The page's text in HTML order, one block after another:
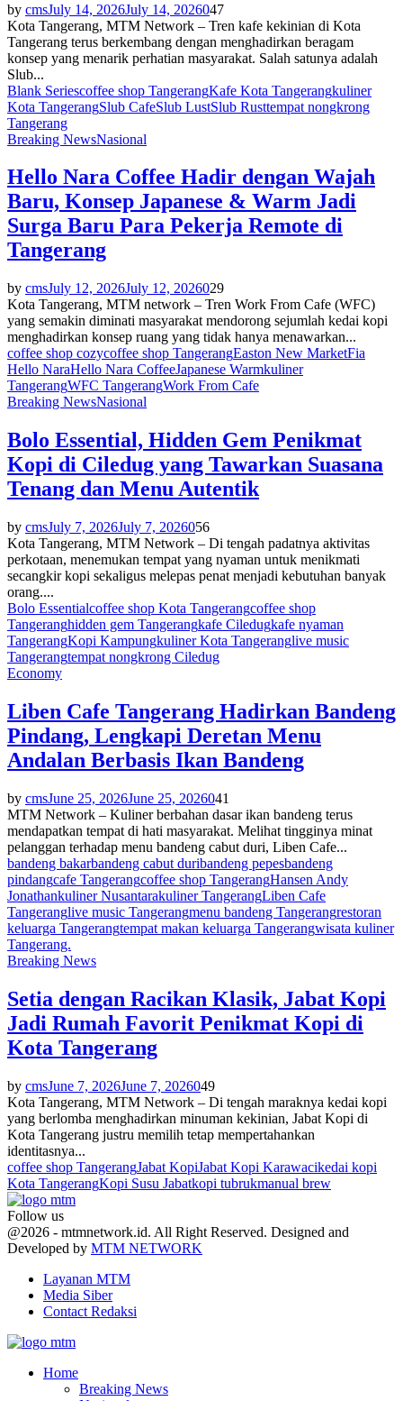
by cmsJuly 14, 2026July 14, 2026047
Kota Tangerang, MTM Network – Tren kafe kekinian di Kota
Tangerang terus berkembang dengan menghadirkan beragam
konsep yang menarik perhatian masyarakat. Salah satunya adalah
Slub...
Blank Seriescoffee shop TangerangKafe Kota Tangerangkuliner
Kota TangerangSlub CafeSlub LustSlub Rusttempat nongkrong
Tangerang
Breaking NewsNasional
Hello Nara Coffee Hadir dengan Wajah
Baru, Konsep Japanese & Warm Jadi
Surga Baru Para Pekerja Remote di
Tangerang
by cmsJuly 12, 2026July 12, 2026029
Kota Tangerang, MTM network – Tren Work From Cafe (WFC)
yang semakin diminati masyarakat mendorong sejumlah kedai kopi
menghadirkan konsep ruang yang tidak hanya menawarkan...
coffee shop cozycoffee shop TangerangEaston New MarketFia
Hello NaraHello Nara CoffeeJapanese Warmkuliner
TangerangWFC TangerangWork From Cafe
Breaking NewsNasional
Bolo Essential, Hidden Gem Penikmat
Kopi di Ciledug yang Tawarkan Suasana
Tenang dan Menu Autentik
by cmsJuly 7, 2026July 7, 2026056
Kota Tangerang, MTM Network – Di tengah padatnya aktivitas
perkotaan, menemukan tempat yang nyaman untuk menikmati
secangkir kopi sekaligus melepas penat menjadi kebutuhan banyak
orang....
Bolo Essentialcoffee shop Kota Tangerangcoffee shop
Tangeranghidden gem Tangerangkafe Ciledugkafe nyaman
TangerangKopi Kampungkuliner Kota Tangeranglive music
Tangerangtempat nongkrong Ciledug
Economy
Liben Cafe Tangerang Hadirkan Bandeng
Pindang, Lengkapi Deretan Menu
Andalan Berbasis Ikan Bandeng
by cmsJune 25, 2026June 25, 2026041
MTM Network – Kuliner berbahan dasar ikan bandeng terus
mendapatkan tempat di hati masyarakat. Melihat tingginya minat
pelanggan terhadap menu bandeng cabut duri, Liben Cafe...
bandeng bakarbandeng cabut duribandeng pepesbandeng
pindangcafe Tangerangcoffee shop TangerangHansen Andy
Jonathankuliner Nusantarakuliner TangerangLiben Cafe
Tangeranglive music Tangerangmenu bandeng Tangerangrestoran
keluarga Tangerangtempat makan keluarga Tangerangwisata kuliner
Tangerang.
Breaking News
Setia dengan Racikan Klasik, Jabat Kopi
Jadi Rumah Favorit Penikmat Kopi di
Kota Tangerang
by cmsJune 7, 2026June 7, 2026049
Kota Tangerang, MTM Network – Di tengah maraknya kedai kopi
yang berlomba menghadirkan minuman kekinian, Jabat Kopi di
Kota Tangerang justru memilih tetap mempertahankan
identitasnya...
coffee shop TangerangJabat KopiJabat Kopi Karawacikedai kopi
Kota TangerangKopi Susu Jabatkopi tubrukmanual brew
Follow us
Facebook
Twitter
Youtube
@2026 - mtmnetwork.id. All Right Reserved. Designed and
Developed by MTM NETWORK
Layanan MTM
Media Siber
Contact Redaksi
Home
Breaking News